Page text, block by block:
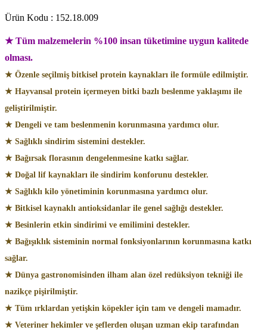
Ürün Kodu : 152.18.009
★ Tüm malzemelerin %100 insan tüketimine uygun kalitede
olması.
★ Özenle seçilmiş bitkisel protein kaynakları ile formüle edilmiştir.
★ Hayvansal protein içermeyen bitki bazlı beslenme yaklaşımı ile
geliştirilmiştir.
★ Dengeli ve tam beslenmenin korunmasına yardımcı olur.
★ Sağlıklı sindirim sistemini destekler.
★ Bağırsak florasının dengelenmesine katkı sağlar.
★ Doğal lif kaynakları ile sindirim konforunu destekler.
★ Sağlıklı kilo yönetiminin korunmasına yardımcı olur.
★ Bitkisel kaynaklı antioksidanlar ile genel sağlığı destekler.
★ Besinlerin etkin sindirimi ve emilimini destekler.
★ Bağışıklık sisteminin normal fonksiyonlarının korunmasına katkı
sağlar.
★ Dünya gastronomisinden ilham alan özel redüksiyon tekniği ile
nazikçe pişirilmiştir.
★ Tüm ırklardan yetişkin köpekler için tam ve dengeli mamadır.
★ Veteriner hekimler ve şeflerden oluşan uzman ekip tarafından